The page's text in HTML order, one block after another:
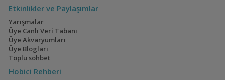
Etkinlikler ve Paylaşımlar
Yarışmalar
Üye Canlı Veri Tabanı
Üye Akvaryumları
Üye Blogları
Toplu sohbet
Hobici Rehberi